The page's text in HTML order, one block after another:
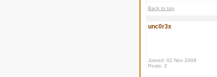
Back to top
unc0r3x
Joined: 02 Nov 2009
Posts: 2